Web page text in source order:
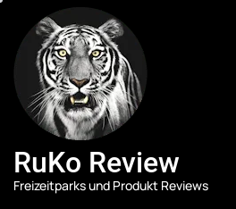
the
content
RuKo Review
Freizeitparks und Produkt Reviews